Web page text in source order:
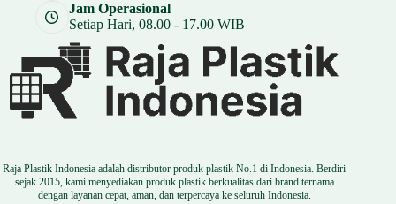
Jam Operasional
Setiap Hari, 08.00 - 17.00 WIB
Raja Plastik Indonesia adalah distributor produk plastik No.1 di Indonesia. Berdiri
sejak 2015, kami menyediakan produk plastik berkualitas dari brand ternama
dengan layanan cepat, aman, dan terpercaya ke seluruh Indonesia.